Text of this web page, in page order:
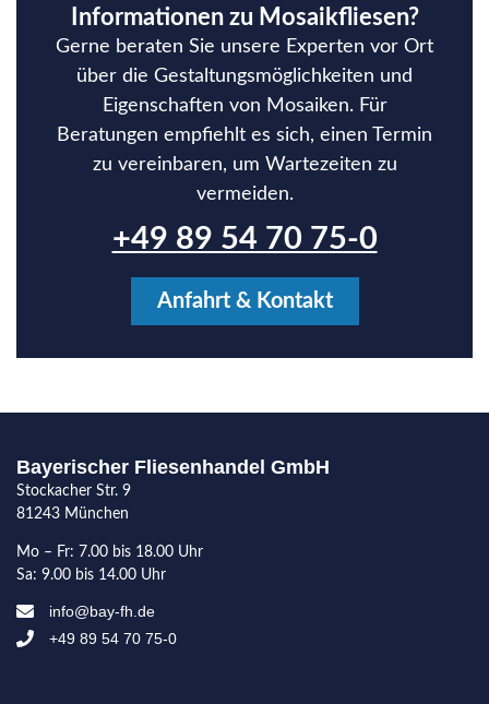
Informationen zu Mosaikfliesen?
Gerne beraten Sie unsere Experten vor Ort
über die Gestaltungsmöglichkeiten und
Eigenschaften von Mosaiken. Für
Beratungen empfiehlt es sich, einen Termin
zu vereinbaren, um Wartezeiten zu
vermeiden.
+49 89 54 70 75-0
Anfahrt & Kontakt
Bayerischer Fliesenhandel GmbH
Stockacher Str. 9
81243 München
Mo – Fr: 7.00 bis 18.00 Uhr
Sa: 9.00 bis 14.00 Uhr
info@bay-fh.de
+49 89 54 70 75-0